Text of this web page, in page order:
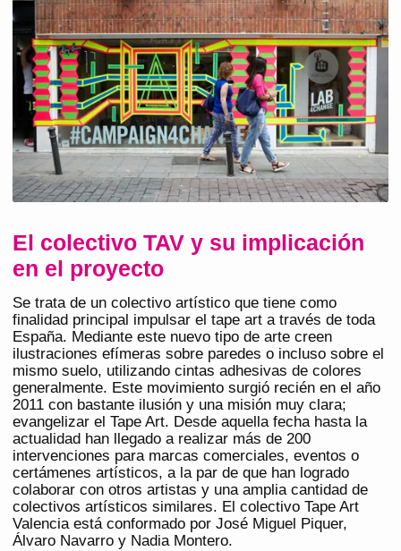
El colectivo TAV y su implicación
en el proyecto
Se trata de un colectivo artístico que tiene como
finalidad principal impulsar el tape art a través de toda
España. Mediante este nuevo tipo de arte creen
ilustraciones efímeras sobre paredes o incluso sobre el
mismo suelo, utilizando cintas adhesivas de colores
generalmente. Este movimiento surgió recién en el año
2011 con bastante ilusión y una misión muy clara;
evangelizar el Tape Art. Desde aquella fecha hasta la
actualidad han llegado a realizar más de 200
intervenciones para marcas comerciales, eventos o
certámenes artísticos, a la par de que han logrado
colaborar con otros artistas y una amplia cantidad de
colectivos artísticos similares. El colectivo Tape Art
Valencia está conformado por José Miguel Piquer,
Álvaro Navarro y Nadia Montero.